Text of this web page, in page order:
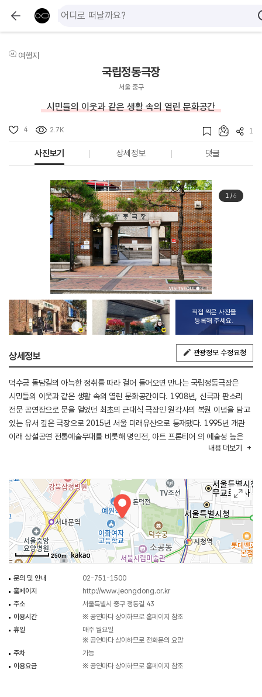
여행지
국립정동극장
서울 중구
시민들의 이웃과 같은 생활 속의 열린 문화공간
4 2.7K 1
사진보기 상세정보 댓글
1/6
직접 찍은 사진을
등록해 주세요.
상세정보 관광정보 수정요청
덕수궁 돌담길의 아늑한 정취를 따라 걸어 들어오면 만나는 국립정동극장은
시민들의 이웃과 같은 생활 속의 열린 문화공간이다. 1908년, 신극과 판소리
전문 공연장으로 문을 열었던 최초의 근대식 극장인 원각사의 복원 이념을 담고
있는 유서 깊은 극장으로 2015년 서울 미래유산으로 등재됐다. 1995년 개관
이래 상설공연 전통예술무대를 비롯해 명인전, 아트 프론티어 의 예술성 높은
기획공연과 정오의 예술무대 등 일반 시민을 위한 프로그램을 선보여 왔다.
성공적으로 런칭하였고, 한국을 찾는 외국인 관광객은 물론 세계 곳곳의 무대에
한국의 문화적 가치와 아름다움을 알려왔다.
내용 더보기
250m
문의 및 안내
02-751-1500
홈페이지
http://www.jeongdong.or.kr
주소
서울특별시 중구 정동길 43
이용시간
※ 공연마다 상이하므로 홈페이지 참조
휴일
매주 월요일
※ 공연마다 상이하므로 전화문의 요망
주차
가능
이용요금
※ 공연마다 상이하므로 홈페이지 참조